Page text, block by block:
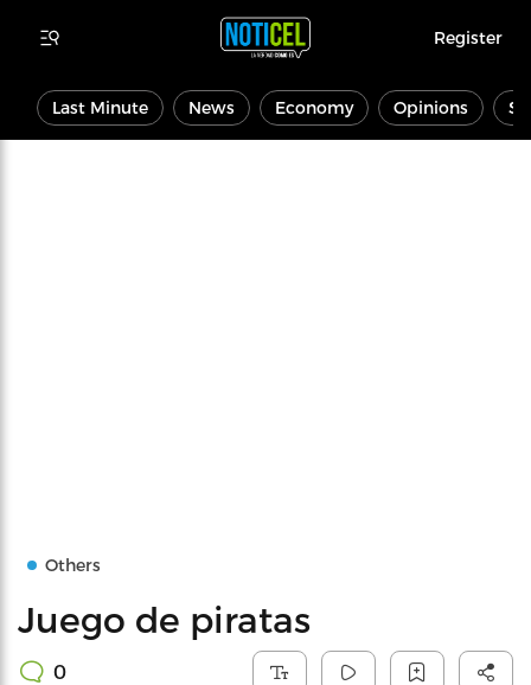
Register
Last Minute News Economy Opinions
Others
Juego de piratas
0